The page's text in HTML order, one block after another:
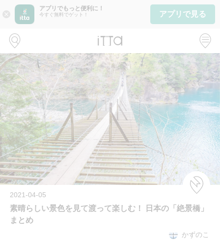
close
アプリでもっと便利に！
今すぐ無料でゲット！ アプリで見る
2021-04-05
素晴らしい景色を見て渡って楽しむ！ 日本の「絶景橋」
まとめ
かずのこ